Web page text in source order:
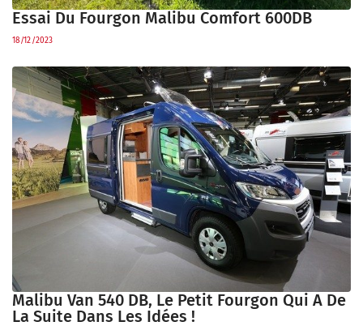
Essai Du Fourgon Malibu Comfort 600DB
18/12/2023
Malibu Van 540 DB, Le Petit Fourgon Qui A De
La Suite Dans Les Idées !